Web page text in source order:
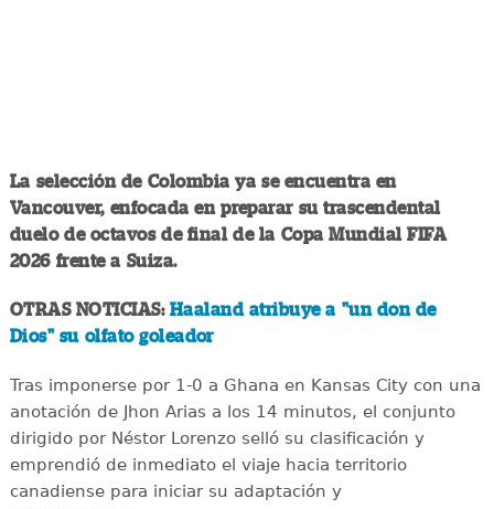
La selección de Colombia ya se encuentra en
Vancouver, enfocada en preparar su trascendental
duelo de octavos de final de la Copa Mundial FIFA
2026 frente a Suiza.
OTRAS NOTICIAS: Haaland atribuye a "un don de
Dios" su olfato goleador
Tras imponerse por 1-0 a Ghana en Kansas City con una
anotación de Jhon Arias a los 14 minutos, el conjunto
dirigido por Néstor Lorenzo selló su clasificación y
emprendió de inmediato el viaje hacia territorio
canadiense para iniciar su adaptación y